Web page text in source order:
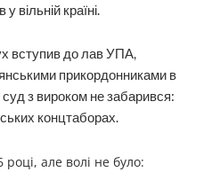
вільній країні.
вступив до лав УПА,
прикордонниками в
суд з вироком не забарився:
концтаборах.
але волі не було: